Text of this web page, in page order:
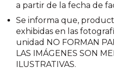
a partir de la fecha de
Se informa que,
exhibidas en las
unidad NO FORMAN
LAS IMÁGENES SON
ILUSTRATIVAS.